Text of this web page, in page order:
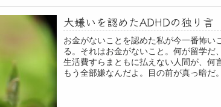
大嫌いを認めたADHDの独り言
お金がないことを認めた私が今一番怖い
る。それはお金がないこと。何が留学だ
生活費すらまともに払えない人間が、何
もう全部嫌なんだよ。目の前が真っ暗だ